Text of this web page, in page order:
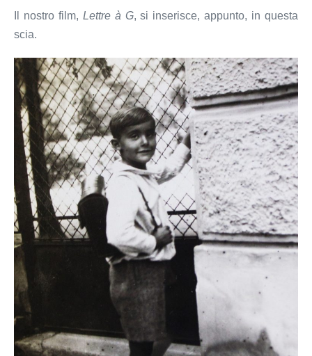
Il nostro film, Lettre à G, si inserisce, appunto, in questa
scia.